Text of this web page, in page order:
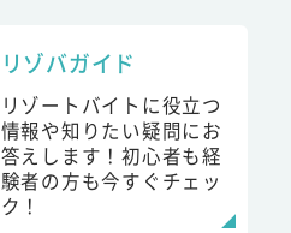
リゾバガイド
リゾートバイトに役立つ
情報や知りたい疑問にお
答えします！初心者も経
験者の方も今すぐチェッ
ク！